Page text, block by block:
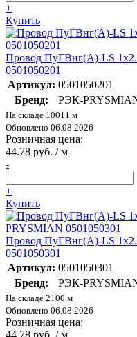
+
Купить
Провод ПуГВнг(А)-LS
0501050201
Артикул: 0501050201
Бренд:
РЭК-
На складе 10011 м
Обновлено 06.08.2026
Розничная цена:
44.78 руб. / м
-
+
Купить
Провод ПуГВнг(А)-LS
0501050301
Артикул: 0501050301
Бренд:
РЭК-
На складе 2100 м
Обновлено 06.08.2026
Розничная цена:
44.78 руб. / м